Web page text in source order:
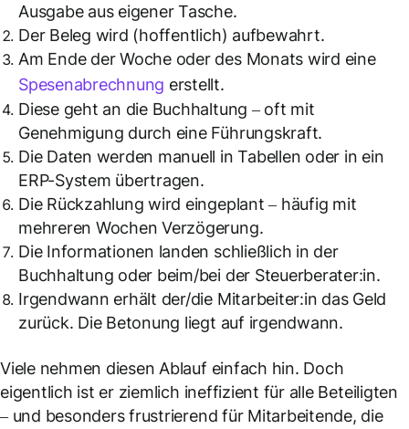
Ausgabe aus eigener Tasche.
Der Beleg wird (hoffentlich) aufbewahrt.
Am Ende der Woche oder des Monats wird eine
Spesenabrechnung erstellt.
Diese geht an die Buchhaltung – oft mit
Genehmigung durch eine Führungskraft.
Die Daten werden manuell in Tabellen oder in ein
ERP-System übertragen.
Die Rückzahlung wird eingeplant – häufig mit
mehreren Wochen Verzögerung.
Die Informationen landen schließlich in der
Buchhaltung oder beim/bei der Steuerberater:in.
Irgendwann erhält der/die Mitarbeiter:in das Geld
zurück. Die Betonung liegt auf irgendwann.
Viele nehmen diesen Ablauf einfach hin. Doch
eigentlich ist er ziemlich ineffizient für alle Beteiligten
– und besonders frustrierend für Mitarbeitende, die